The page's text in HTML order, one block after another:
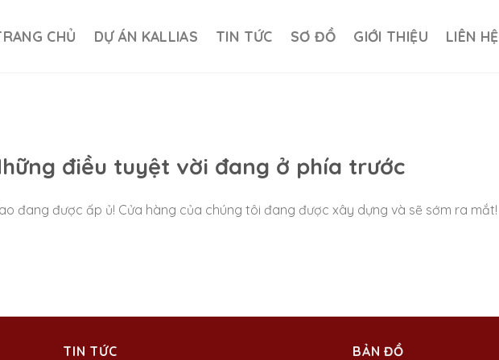
CHỦ DỰ ÁN KALLIAS TIN TỨC SƠ ĐỒ GIỚI THIỆU LIÊN HỆ
điều tuyệt vời đang ở phía trước
đang được ấp ủ! Cửa hàng của chúng tôi đang được xây dựng và sẽ sớm ra mắt!
TIN TỨC BẢN ĐỒ